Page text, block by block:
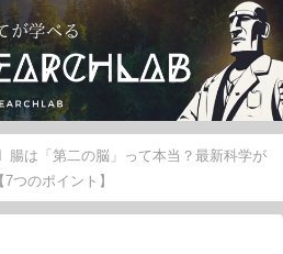
腸は「第二の脳」って本当？最新科学が
つのポイント】